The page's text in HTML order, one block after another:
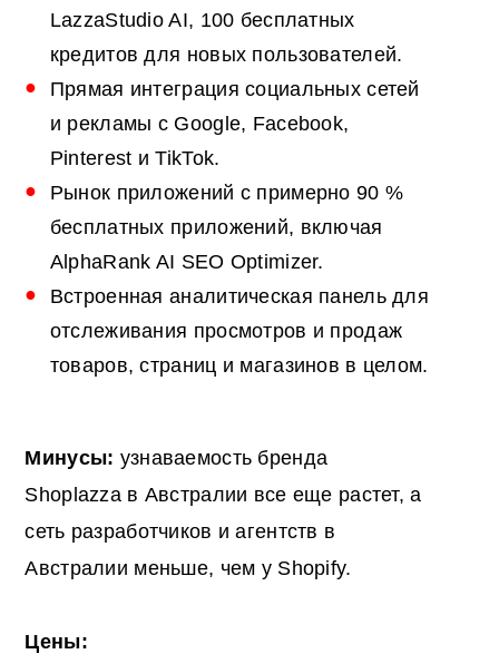
LazzaStudio AI, 100 бесплатных
кредитов для новых пользователей.
Прямая интеграция социальных сетей
и рекламы с Google, Facebook,
Pinterest и TikTok.
Рынок приложений с примерно 90 %
бесплатных приложений, включая
AlphaRank AI SEO Optimizer.
Встроенная аналитическая панель для
отслеживания просмотров и продаж
товаров, страниц и магазинов в целом.
Минусы: узнаваемость бренда
Shoplazza в Австралии все еще растет, а
сеть разработчиков и агентств в
Австралии меньше, чем у Shopify.
Цены: